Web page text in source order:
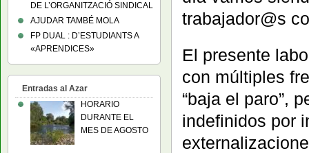
trabajador@s
El presente
con múltiples
“baja el paro”,
indefinidos por
DE L’ORGANITZACIÓ SINDICAL
AJUDAR TAMBÉ MOLA
FP DUAL : D’ESTUDIANTS A
«APRENDICES»
Entradas al Azar
HORARIO
DURANTE EL
MES DE AGOSTO